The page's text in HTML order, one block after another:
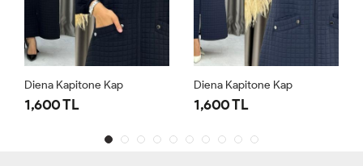
Diena Kapitone Kap
1,600 TL
Diena Kapitone Kap
1,600 TL